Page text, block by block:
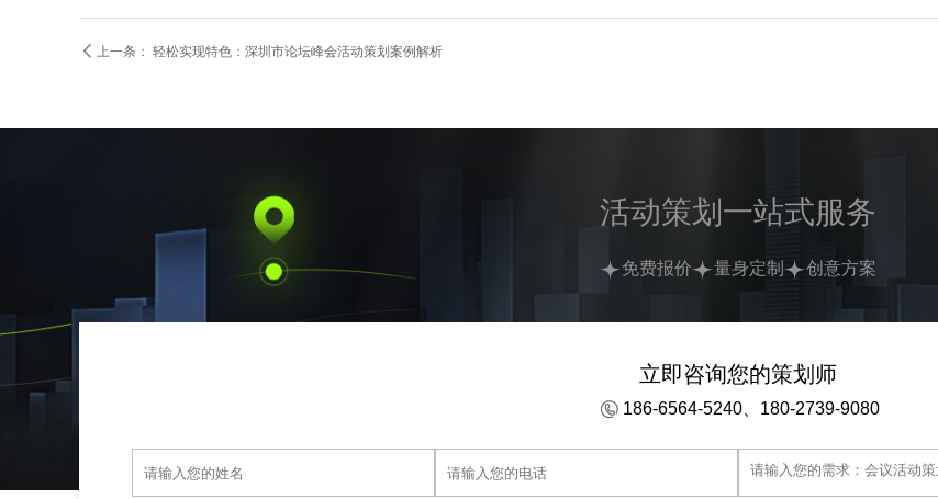
 上一条： 轻松实现特色：深圳市论坛峰会活动策划案例解析
活动策划一站式服务
免费报价 量身定制 创意方案
立即咨询您的策划师
186-6564-5240、180-2739-9080